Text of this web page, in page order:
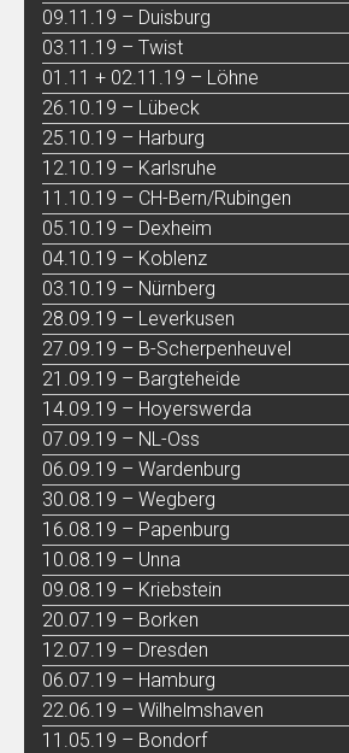
09.11.19 – Duisburg
03.11.19 – Twist
01.11 + 02.11.19 – Löhne
26.10.19 – Lübeck
25.10.19 – Harburg
12.10.19 – Karlsruhe
11.10.19 – CH-Bern/Rubingen
05.10.19 – Dexheim
04.10.19 – Koblenz
03.10.19 – Nürnberg
28.09.19 – Leverkusen
27.09.19 – B-Scherpenheuvel
21.09.19 – Bargteheide
14.09.19 – Hoyerswerda
07.09.19 – NL-Oss
06.09.19 – Wardenburg
30.08.19 – Wegberg
16.08.19 – Papenburg
10.08.19 – Unna
09.08.19 – Kriebstein
20.07.19 – Borken
12.07.19 – Dresden
06.07.19 – Hamburg
22.06.19 – Wilhelmshaven
11.05.19 – Bondorf